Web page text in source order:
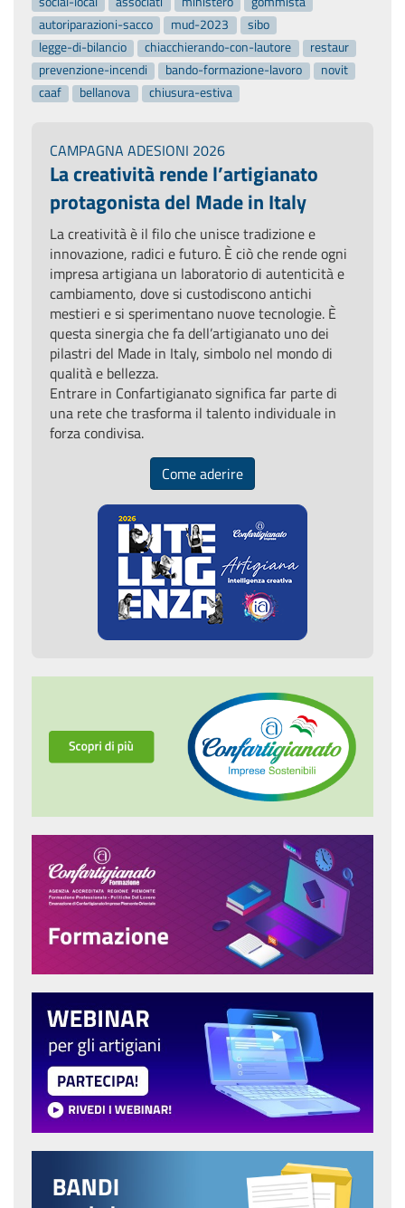
autoriparazioni-sacco
mud-2023
sibo
legge-di-bilancio
chiacchierando-con-lautore
restaur
prevenzione-incendi
bando-formazione-lavoro
novit
caaf
bellanova chiusura-estiva
CAMPAGNA ADESIONI 2026
La creatività rende l’artigianato
protagonista del Made in Italy
La creatività è il filo che unisce tradizione e
innovazione, radici e futuro. È ciò che rende ogni
impresa artigiana un laboratorio di autenticità e
cambiamento, dove si custodiscono antichi
mestieri e si sperimentano nuove tecnologie. È
questa sinergia che fa dell’artigianato uno dei
pilastri del Made in Italy, simbolo nel mondo di
qualità e bellezza.
Entrare in Confartigianato significa far parte di
una rete che trasforma il talento individuale in
forza condivisa.
Come aderire